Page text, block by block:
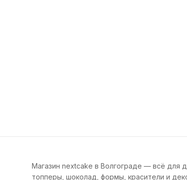
Магазин nextcake в Волгограде — всё для
топперы, шоколад, формы, красители и